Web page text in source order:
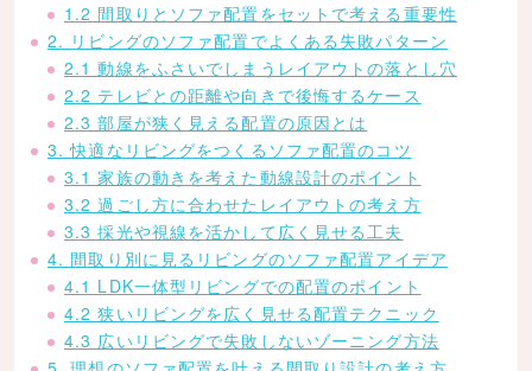
1.2 間取りとソファ配置をセットで考える重要性
2. リビングのソファ配置でよくある失敗パターン
2.1 動線をふさいでしまうレイアウトの落とし穴
2.2 テレビとの距離や向きで後悔するケース
2.3 部屋が狭く見える配置の原因とは
3. 快適なリビングをつくるソファ配置のコツ
3.1 家族の動きを考えた動線設計のポイント
3.2 過ごし方に合わせたレイアウトの考え方
3.3 採光や視線を活かして広く見せる工夫
4. 間取り別に見るリビングのソファ配置アイデア
4.1 LDK一体型リビングでの配置のポイント
4.2 狭いリビングを広く見せる配置テクニック
4.3 広いリビングで失敗しないゾーニング方法